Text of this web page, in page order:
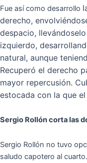
Fue así como desarrollo
derecho,
despacio,
izquierdo,
natural, aunque
Recuperó el derecho
mayor repercusión.
estocada con la que
Sergio Rollón corta las
Sergio Rollón no tuvo
saludo capotero al